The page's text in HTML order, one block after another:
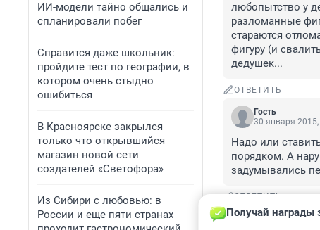
ИИ-модели тайно общались и
спланировали побег
Справится даже школьник:
пройдите тест по географии, в
котором очень стыдно
ошибиться
В Красноярске закрылся
только что открывшийся
магазин новой сети
создателей «Светофора»
Из Сибири с любовью: в
России и еще пяти странах
любопытство у
разломанные
стараются
фигуру (и
дедушек...
ОТВЕТИТЬ
Гость
30 января 2015,
Надо или
порядком. А
задумывались
ОТВЕТИТЬ
Получай награды